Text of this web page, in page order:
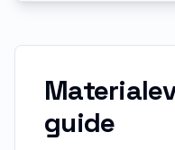
guide